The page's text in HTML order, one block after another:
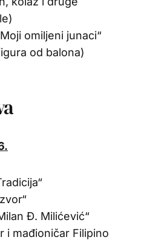
omiljeni junaci“
od balona)
Đ. Milićević“
i mađioničar Filipino